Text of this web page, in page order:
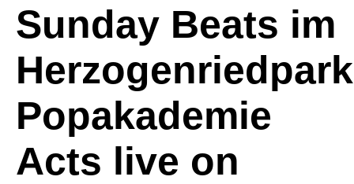
Sunday Beats im
Popakademie
Acts live on